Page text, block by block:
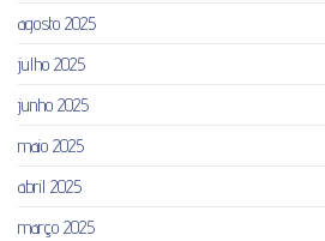
agosto 2025
julho 2025
junho 2025
maio 2025
abril 2025
março 2025